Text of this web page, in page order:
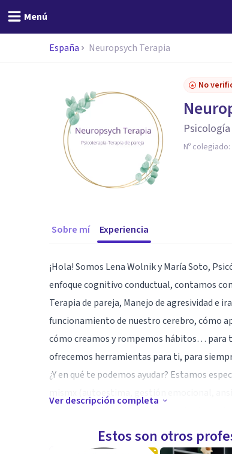
Menú
España Neuropsych Terapia
No
Nº colegiado:
Sobre mí Experiencia
¡Hola! Somos Lena Wolnik y María Soto,
enfoque cognitivo conductual, contamos
Terapia de pareja, Manejo de agresividad e
funcionamiento de nuestro cerebro, cómo
cómo creamos y rompemos hábitos… para
ofrecemos herramientas para ti, para
¿Y en qué te podemos ayudar? Estamos
ruptura o Terapia de pareja.
Disponemos de un primer contacto
Ver descripción completa
Estos son otros